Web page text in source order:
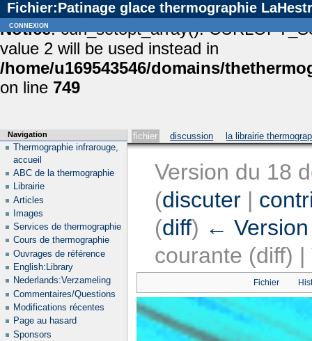
Notice: curl_setopt_array():
value 2 will be used instead in
/home/u169543546/domains/
on line 749
Fichier:Patinage glace thermographie
fichier discussion la librairie
Version du 18
(discuter |
(diff) ←
courante (diff)
Fichier
Navigation
Thermographie infrarouge,
accueil
ABC de la thermographie
Librairie
Articles
Images
Services de thermographie
Cours de thermographie
Ouvrages de référence
English:Library
Nederlands:Verzameling
Commentaires/Questions
Modifications récentes
Page au hasard
Sponsors
connexion